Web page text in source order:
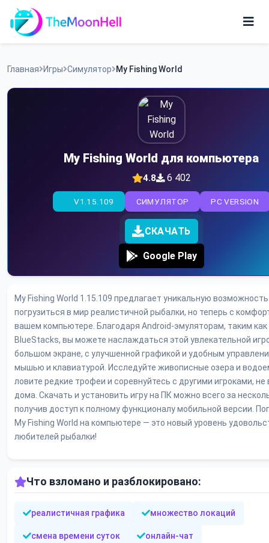
Skip
content
Приложения
Главная Игры Симулятор My Fishing World
My Fishing World для компьютера
4.8 6 402
PC VERSION
СИМУЛЯТОР
V1.15.109
СКАЧАТЬ
Google Play
My Fishing World 1.15.109 предлагает уникальную возможность
погрузиться в мир реалистичной рыбалки, но теперь с
вашем компьютере. Благодаря Android-эмуляторам, таким как
BlueStacks, вы можете наслаждаться этой увлекательной
большом экране, с улучшенной графикой и удобным
мышью и клавиатурой. Исследуйте живописные озера и
ловите редкие трофеи и соревнуйтесь с другими игроками, не
дома. Скачать и установить игру на ПК можно всего за
получив доступ к полному функционалу мобильной версии.
My Fishing World на компьютере — это новый уровень
любителей рыбалки!
Что взломано и разблокировано:
реалистичная графика множество локаций
смена времени суток онлайн-чат